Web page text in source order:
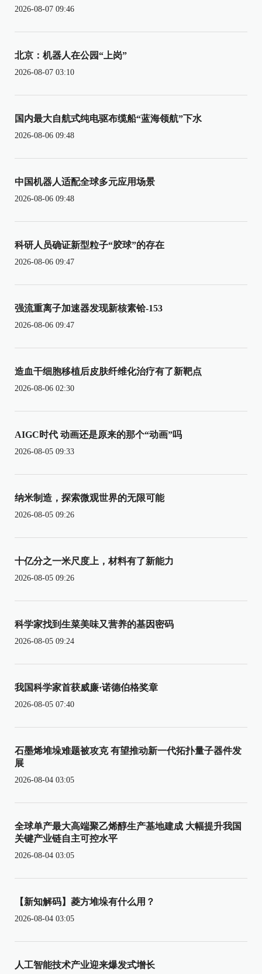
2026-08-07 09:46
北京：机器人在公园“上岗”
2026-08-07 03:10
国内最大自航式纯电驱布缆船“蓝海领航”下水
2026-08-06 09:48
中国机器人适配全球多元应用场景
2026-08-06 09:48
科研人员确证新型粒子“胶球”的存在
2026-08-06 09:47
强流重离子加速器发现新核素铪-153
2026-08-06 09:47
造血干细胞移植后皮肤纤维化治疗有了新靶点
2026-08-06 02:30
AIGC时代 动画还是原来的那个“动画”吗
2026-08-05 09:33
纳米制造，探索微观世界的无限可能
2026-08-05 09:26
十亿分之一米尺度上，材料有了新能力
2026-08-05 09:26
科学家找到生菜美味又营养的基因密码
2026-08-05 09:24
我国科学家首获威廉·诺德伯格奖章
2026-08-05 07:40
石墨烯堆垛难题被攻克 有望推动新一代拓扑量子器件发
展
2026-08-04 03:05
全球单产最大高端聚乙烯醇生产基地建成 大幅提升我国
关键产业链自主可控水平
2026-08-04 03:05
【新知解码】菱方堆垛有什么用？
2026-08-04 03:05
人工智能技术产业迎来爆发式增长